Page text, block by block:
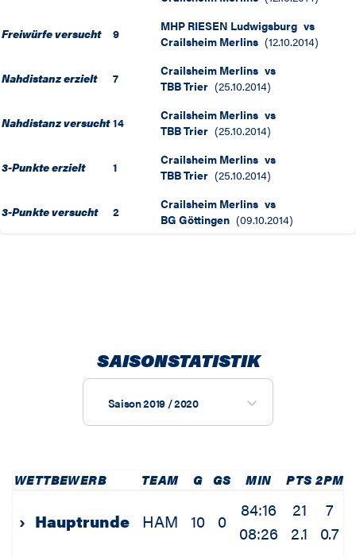
Freiwürfe versucht 9 MHP RIESEN Ludwigsburg vs
Crailsheim Merlins (12.10.2014)
Nahdistanz erzielt 7 Crailsheim Merlins vs
TBB Trier (25.10.2014)
Nahdistanz versucht 14 Crailsheim Merlins vs
TBB Trier (25.10.2014)
3-Punkte erzielt 1 Crailsheim Merlins vs
TBB Trier (25.10.2014)
3-Punkte versucht 2 Crailsheim Merlins vs
BG Göttingen (09.10.2014)
SAISONSTATISTIK
Saison 2019 / 2020
WETTBEWERB TEAM G GS MIN PTS 2PM
› Hauptrunde HAM 10 0
84:16
08:26
21
2.1
7
0.7